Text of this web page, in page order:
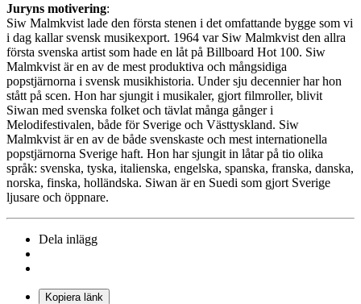
Juryns motivering:
Siw Malmkvist lade den första stenen i det omfattande bygge som vi
i dag kallar svensk musikexport. 1964 var Siw Malmkvist den allra
första svenska artist som hade en låt på Billboard Hot 100. Siw
Malmkvist är en av de mest produktiva och mångsidiga
popstjärnorna i svensk musikhistoria. Under sju decennier har hon
stått på scen. Hon har sjungit i musikaler, gjort filmroller, blivit
Siwan med svenska folket och tävlat många gånger i
Melodifestivalen, både för Sverige och Västtyskland. Siw
Malmkvist är en av de både svenskaste och mest internationella
popstjärnorna Sverige haft. Hon har sjungit in låtar på tio olika
språk: svenska, tyska, italienska, engelska, spanska, franska, danska,
norska, finska, holländska. Siwan är en Suedi som gjort Sverige
ljusare och öppnare.
Dela inlägg
Kopiera länk